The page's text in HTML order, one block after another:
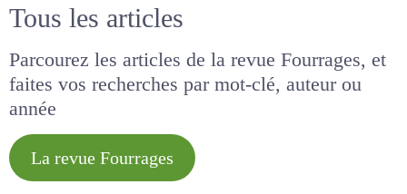
Tous les articles
Parcourez les articles de la revue Fourrages, et
faites vos recherches par mot-clé, auteur ou
année
La revue Fourrages